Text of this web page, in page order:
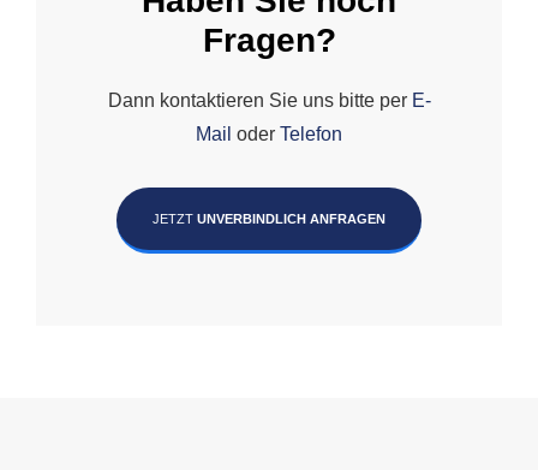
Fragen?
Dann kontaktieren Sie uns bitte per E-
Mail oder Telefon
JETZT UNVERBINDLICH ANFRAGEN